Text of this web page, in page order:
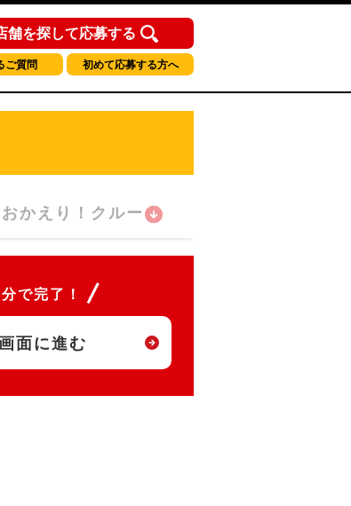
舗を探して応募する
ご質問 初めて応募する方へ
おかえり！クルー
分で完了！
面に進む